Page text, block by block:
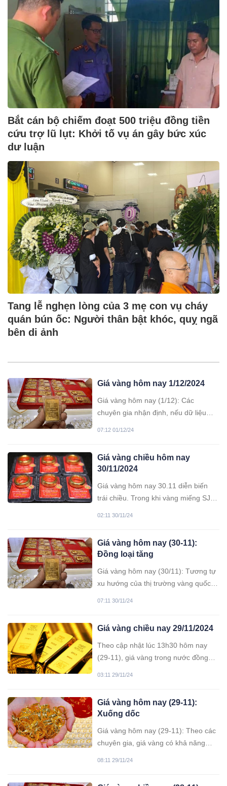
Bắt cán bộ chiếm đoạt 500 triệu đồng tiền
cứu trợ lũ lụt: Khởi tố vụ án gây bức xúc
dư luận
Tang lễ nghẹn lòng của 3 mẹ con vụ cháy
quán bún ốc: Người thân bật khóc, quỵ ngã
bên di ảnh
Giá vàng hôm nay 1/12/2024
Giá vàng hôm nay (1/12): Các
chuyên gia nhận định, nếu dữ liệu
sâu.
07:12 01/12/24
Giá vàng chiều hôm nay
30/11/2024
Giá vàng hôm nay 30.11 diễn biến
trái chiều. Trong khi vàng miếng SJC
02:11 30/11/24
Giá vàng hôm nay (30-11):
Đồng loại tăng
Giá vàng hôm nay (30/11): Tương tự
xu hướng của thị trường vàng quốc
07:11 30/11/24
Giá vàng chiều nay 29/11/2024
Theo cập nhật lúc 13h30 hôm nay
(29-11), giá vàng trong nước đồng
03:11 29/11/24
Giá vàng hôm nay (29-11):
Xuống dốc
Giá vàng hôm nay (29-11): Theo các
chuyên gia, giá vàng có khả năng
08:11 29/11/24